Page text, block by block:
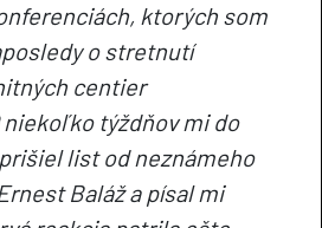
ktorých som
o stretnutí
centier
niekoľko týždňov mi do
list od neznámeho
Baláž a písal mi